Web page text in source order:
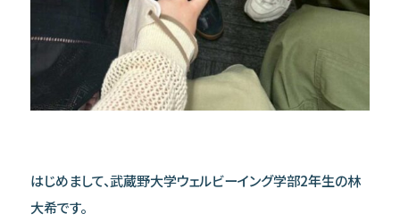
はじめまして、武蔵野大学ウェルビーイング学部2年生の林
大希です。